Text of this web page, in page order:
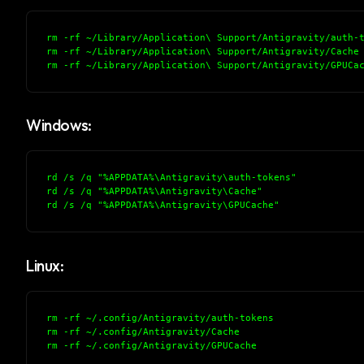
rm -rf ~/Library/Application\ Support/Antigravity/auth-
rm -rf ~/Library/Application\ Support/Antigravity/Cache
rm -rf ~/Library/Application\ Support/Antigravity/
Windows:
rd /s /q "%APPDATA%\Antigravity\auth-tokens"
rd /s /q "%APPDATA%\Antigravity\Cache"
rd /s /q "%APPDATA%\Antigravity\GPUCache"
Linux:
rm -rf ~/.config/Antigravity/auth-tokens
rm -rf ~/.config/Antigravity/Cache
rm -rf ~/.config/Antigravity/GPUCache